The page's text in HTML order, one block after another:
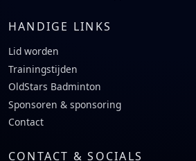
HANDIGE LINKS
Lid worden
Trainingstijden
OldStars Badminton
Sponsoren & sponsoring
Contact
CONTACT & SOCIALS